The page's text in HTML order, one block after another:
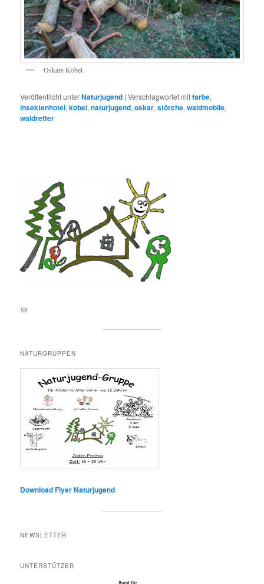
Oskars Kobel
Veröffentlicht unterNaturjugend |Verschlagwortet mitfarbe,
insektenhotel,kobel,naturjugend,oskar,störche,waldmobile,
waldretter
E-Mail an lernortnatur@yahoo.de
NATURGRUPPEN
Download Flyer Naturjugend
NEWSLETTER
UNTERSTÜTZER